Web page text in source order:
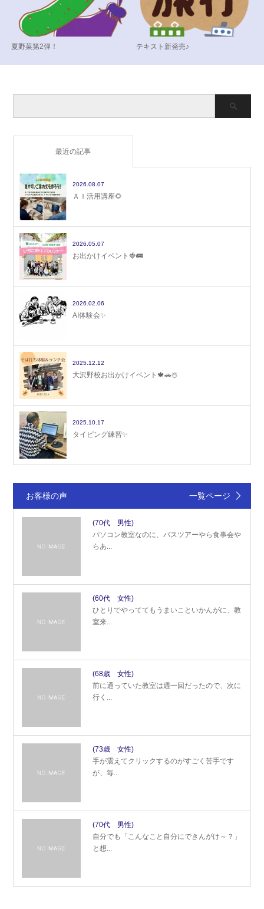
夏野菜第2弾！ テキスト新発売♪
最近の記事
2026.08.07
ＡＩ活用講座🌻
2026.05.07
お出かけイベント🍓🚌
2026.02.06
AI体験会✨
2025.12.12
大沢野校お出かけイベント🍁🚗☃️
2025.10.17
タイピング練習✨
お客様の声 一覧ページ
(70代 男性)
パソコン教室なのに、バスツアーやら食事会や
らあ...
(60代 女性)
ひとりでやっててもうまいこといかんがに、教
室来...
(68歳 女性)
前に通っていた教室は週一回だったので、次に
行く...
(73歳 女性)
手が震えてクリックするのがすごく苦手です
が、毎...
(70代 男性)
自分でも「こんなこと自分にできんがけ～？」
と想...